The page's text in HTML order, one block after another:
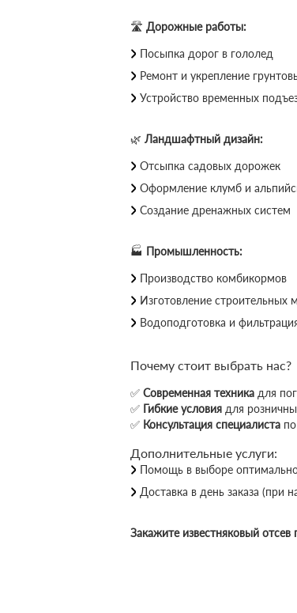
🛣 Дорожные работы:
Посыпка дорог в гололед
Ремонт и укрепление
Устройство временных
🌿 Ландшафтный дизайн:
Отсыпка садовых дорожек
Оформление клумб и
Создание дренажных систем
🏭 Промышленность:
Производство комбикормов
Изготовление строительных
Водоподготовка и
Почему стоит выбрать нас?
✅ Современная техника для
✅ Гибкие условия для
✅ Консультация специалиста
Дополнительные услуги:
Помощь в выборе
Доставка в день заказа (при
Закажите известняковый